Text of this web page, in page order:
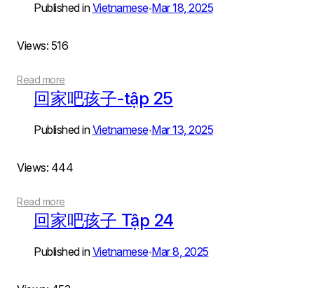
Published inVietnamese•Mar 18, 2025
Views: 516
Read more
回家吧孩子-tập 25
Published inVietnamese•Mar 13, 2025
Views: 444
Read more
回家吧孩子 Tập 24
Published inVietnamese•Mar 8, 2025